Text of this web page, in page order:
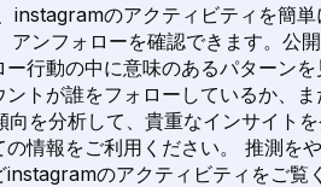
のアクティビティを簡
アンフォローを確認できます。公
行動の中に意味のあるパターン
ントが誰をフォローしているか、
向を分析して、貴重なインサイト
情報をご利用ください。 推測を
instagramのアクティビティをご覧